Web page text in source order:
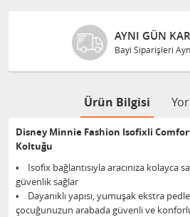
AYNI GÜN
Bayi Siparişleri
Ürün Bilgisi
Disney Minnie Fashion Isofixli
Koltuğu
• Isofix bağlantısıyla aracınıza kolayca
güvenlik sağlar
• Dayanıklı yapısı, yumuşak ekstra
çocuğunuzun arabada güvenli ve